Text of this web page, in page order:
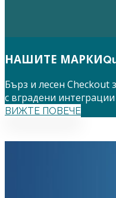
НАШИТЕ МАРКИ
Бърз и лесен Checkout
с вградени
ВИЖТЕ ПОВЕЧЕ